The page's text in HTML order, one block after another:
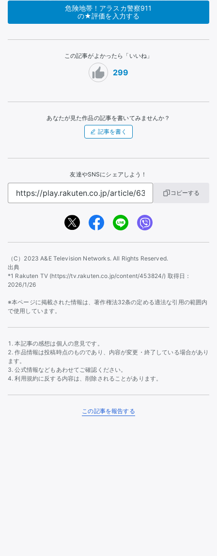
危険地帯！アラスカ警察911
の★評価を入力する
この記事がよかったら「いいね」
299
あなたが見た作品の記事を書いてみませんか？
記事を書く
友達やSNSにシェアしよう！
コピーする
（C）2023 A&E Television Networks. All Rights Reserved.
出典
*1 Rakuten TV (https://tv.rakuten.co.jp/content/453824/) 取得日：
2026/1/26
※本ページに掲載された情報は、著作権法32条の定める適法な引用の範囲内
で使用しています。
本記事の感想は個人の意見です。
作品情報は投稿時点のものであり、内容が変更・終了している場合があり
ます。
公式情報などもあわせてご確認ください。
利用規約に反する内容は、削除されることがあります。
この記事を報告する